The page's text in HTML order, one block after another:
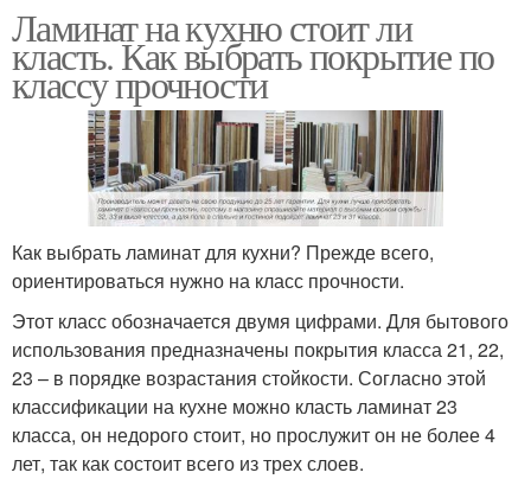
Ламинат на кухню стоит ли
класть. Как выбрать покрытие по
классу прочности
Как выбрать ламинат для кухни? Прежде всего,
ориентироваться нужно на класс прочности.
Этот класс обозначается двумя цифрами. Для бытового
использования предназначены покрытия класса 21, 22,
23 – в порядке возрастания стойкости. Согласно этой
классификации на кухне можно класть ламинат 23
класса, он недорого стоит, но прослужит он не более 4
лет, так как состоит всего из трех слоев.